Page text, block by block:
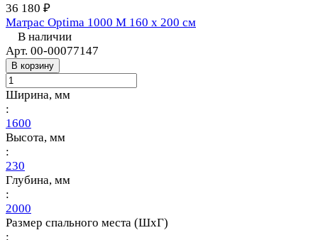
36 180 ₽
Матрас Optima 1000 M 160 х 200 см
В наличии
Арт. 00-00077147
В корзину
Ширина, мм
:
1600
Высота, мм
:
230
Глубина, мм
:
2000
Размер спального места (ШхГ)
: